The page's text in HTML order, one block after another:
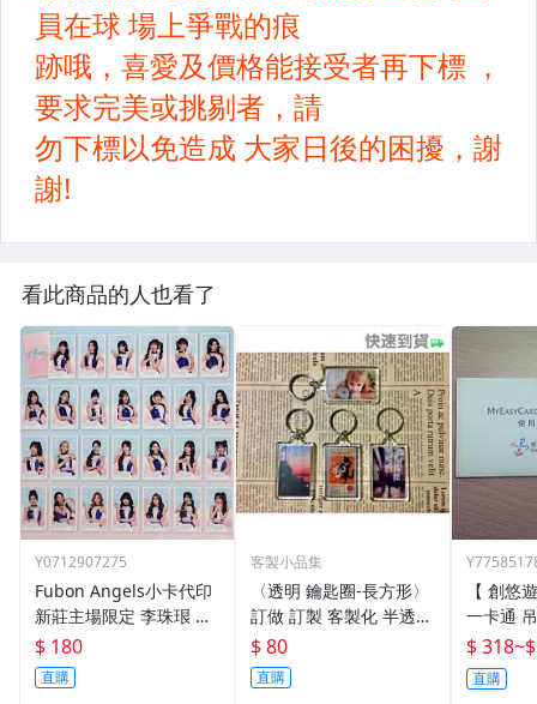
看此商品的人也看了
Y0712907275
Fubon Angels小卡代印
新莊主場限定 李珠珢 李
雅英 南珉貞 李晧禎 朴星
垠
$ 180
直購
客製小品集
〈透明 鑰匙圈-長方形〉
訂做 訂製 客製化 半透明
鑰匙圈 吊飾
$ 80
直購
【 創悠
一卡通
化獨一
改造 晶
人 聖誕
$ 318~
直購